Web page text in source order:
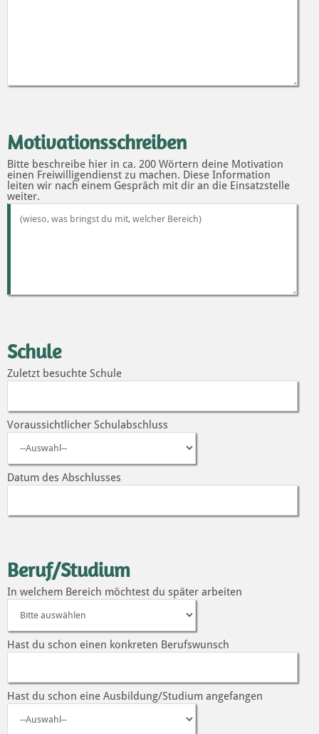
Motivationsschreiben
Bitte beschreibe hier in ca. 200 Wörtern deine Motivation
einen Freiwilligendienst zu machen. Diese Information
leiten wir nach einem Gespräch mit dir an die Einsatzstelle
weiter.
Schule
Zuletzt besuchte Schule
Voraussichtlicher Schulabschluss
Datum des Abschlusses
Beruf/Studium
In welchem Bereich möchtest du später arbeiten
Hast du schon einen konkreten Berufswunsch
Hast du schon eine Ausbildung/Studium angefangen